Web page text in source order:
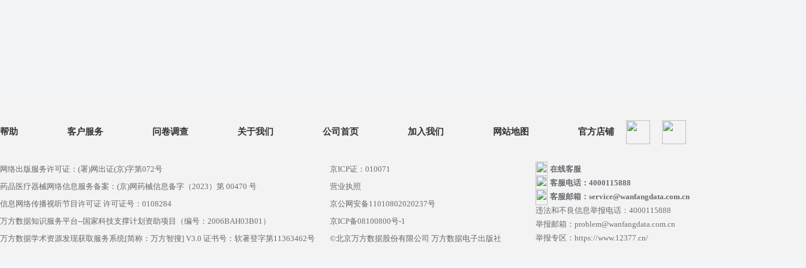
帮助 客户服务 问卷调查 关于我们 公司首页 加入我们 网站地图 官方店铺
网络出版服务许可证：(署)网出证(京)字第072号
药品医疗器械网络信息服务备案：(京)网药械信息备字（2023）第 00470 号
信息网络传播视听节目许可证 许可证号：0108284
万方数据知识服务平台--国家科技支撑计划资助项目（编号：2006BAH03B01）
万方数据学术资源发现获取服务系统[简称：万方智搜] V3.0 证书号：软著登字第11363462号
京ICP证：010071
营业执照
京公网安备11010802020237号
京ICP备08100800号-1
©北京万方数据股份有限公司 万方数据电子出版社
在线客服
客服电话：4000115888
客服邮箱：service@wanfangdata.com.cn
违法和不良信息举报电话：4000115888
举报邮箱：problem@wanfangdata.com.cn
举报专区：https://www.12377.cn/